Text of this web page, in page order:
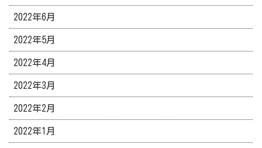
2022年6月
2022年5月
2022年4月
2022年3月
2022年2月
2022年1月